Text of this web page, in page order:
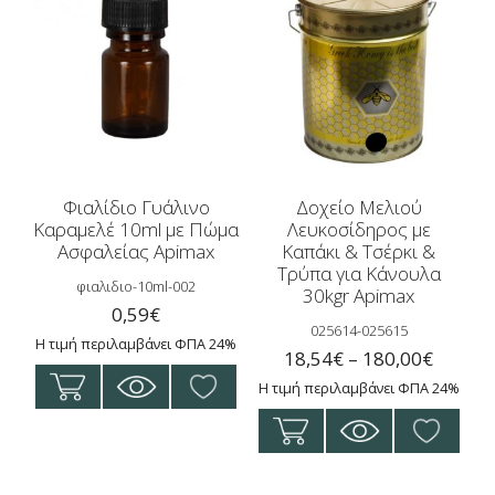
Φιαλίδιο Γυάλινο
Καραμελέ 10ml με Πώμα
Ασφαλείας Apimax
φιαλιδιο-10ml-002
0,59€
Η τιμή περιλαμβάνει ΦΠΑ 24%
Δοχείο Μελιού
Λευκοσίδηρος με
Καπάκι & Τσέρκι &
Τρύπα για Κάνουλα
30kgr Apimax
025614-025615
18,54€ – 180,00€Price
range:
18,54€
Η τιμή περιλαμβάνει ΦΠΑ 24%
Αυτό
το